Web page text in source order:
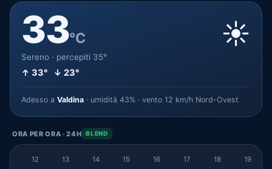
33°C
Sereno · percepiti 35°
↑ 33° ↓ 23°
☀️
Adesso a Valdina · umidità 43% · vento 12 km/h Nord-Ovest
ORA PER ORA · 24H BLEND
12 13 14 15 16 17 18 19